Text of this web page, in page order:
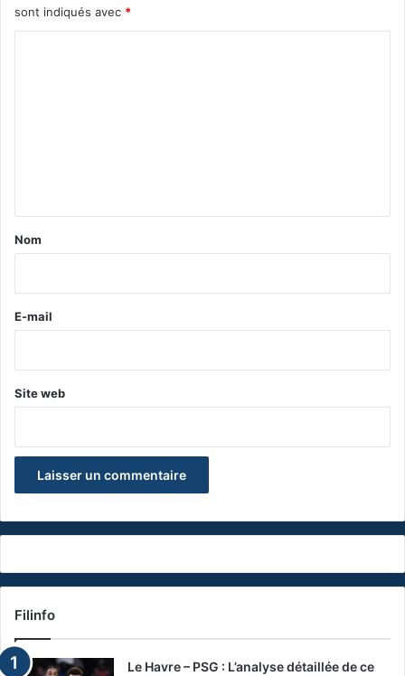
sont indiqués avec *
a
e
Nom
E-mail
Site web
Filinfo
Le Havre – PSG : L’analyse détaillée de ce